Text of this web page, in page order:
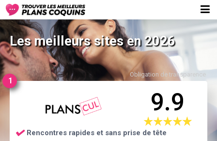
Les meilleurs sites en 2026
Obligation de transparence
1
Rencontres rapides et sans prise de tête
9.9